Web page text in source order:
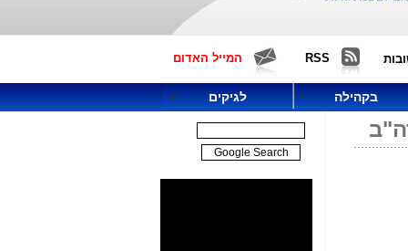
RSS המייל האדום
בקהילה לגיקים